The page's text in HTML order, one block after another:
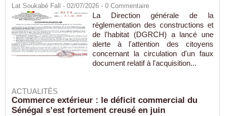
Lat Soukabé Fall - 02/07/2026 - 0 Commentaire
La Direction générale de la
réglementation des constructions et
de l'habitat (DGRCH) a lancé une
alerte à l'attention des citoyens
concernant la circulation d'un faux
document relatif à l'acquisition...
ACTUALITÉS
Commerce extérieur : le déficit commercial du
Sénégal s’est fortement creusé en juin